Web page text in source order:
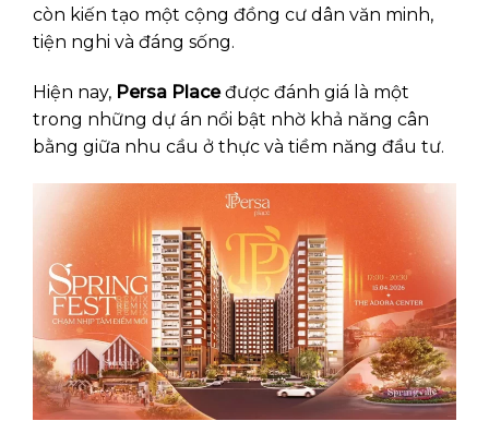
còn kiến tạo một cộng đồng cư dân văn minh,
tiện nghi và đáng sống.
Hiện nay, Persa Placeđược đánh giá là một
trong những dự án nổi bật nhờ khả năng cân
bằng giữa nhu cầu ở thực và tiềm năng đầu tư.